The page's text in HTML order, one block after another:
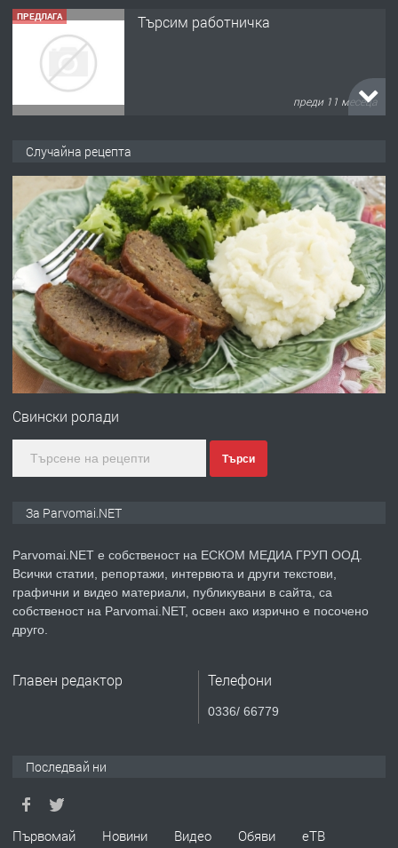
ПРЕДЛАГА Търсим работничка
преди 11 месеца
преди 1 година
ПРЕДЛАГА Работа за общи работници
преди 1 година
ПРЕДЛАГА
Първи поход "По стъпките на Ангел
преди 1 година
ПРЕДЛАГА Уроци по Математика
Случайна рецепта
Свински ролади
Търси
За Parvomai.NET
Parvomai.NET е собственост на ЕСКОМ МЕДИА ГРУП ООД.
Всички статии, репортажи, интервюта и други текстови,
графични и видео материали, публикувани в сайта, са
собственост на Parvomai.NET, освен ако изрично е посочено
друго.
Главен редактор Телефони
0336/ 66779
Последвай ни
Първомай Новини Видео Обяви
еТВ